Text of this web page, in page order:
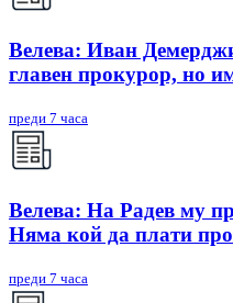
Велева: Иван
главен прокурор, но
преди 7 часа
Велева: На Радев му
Няма кой да плати
преди 7 часа